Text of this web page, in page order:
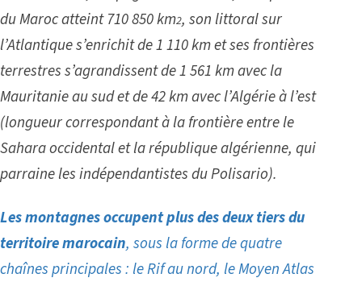
du Maroc atteint 710 850 km2, son littoral sur
l’Atlantique s’enrichit de 1 110 km et ses frontières
terrestres s’agrandissent de 1 561 km avec la
Mauritanie au sud et de 42 km avec l’Algérie à l’est
(longueur correspondant à la frontière entre le
Sahara occidental et la république algérienne, qui
parraine les indépendantistes du Polisario).
Les montagnes occupent plus des deux tiers du
territoire marocain, sous la forme de quatre
chaînes principales : le Rif au nord, le Moyen Atlas